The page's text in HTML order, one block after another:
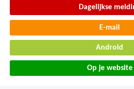
Dagelijkse
E-mail
Android
Op je website